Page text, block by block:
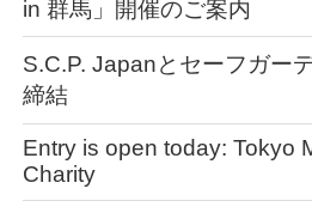
in 群馬」開催のご案内
S.C.P. Japanとセーフガー
締結
Entry is open today: Tokyo
Charity